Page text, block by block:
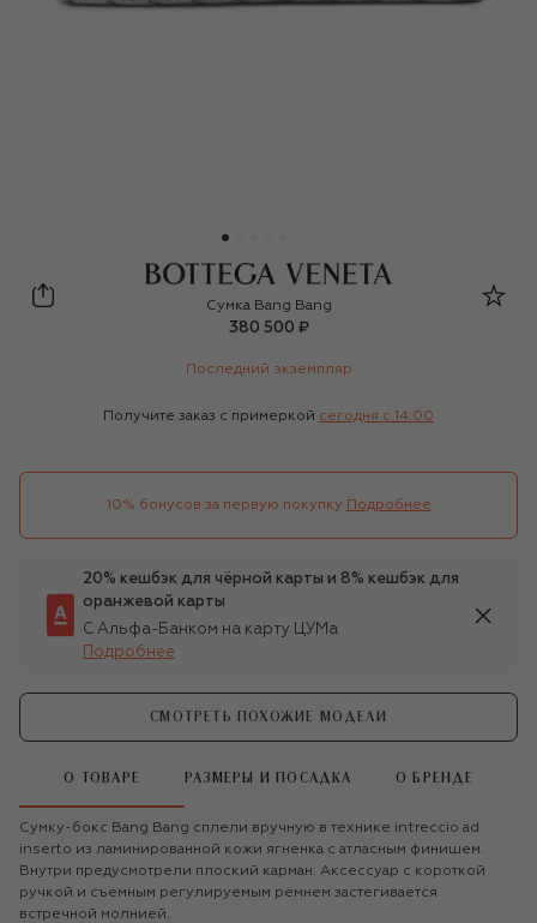
Bottega Veneta
Сумка Bang Bang
380 500 ₽
Последний экземпляр
Получите заказ с примеркой сегодня c 14:00
10% бонусов за первую покупку Подробнее
20% кешбэк для чёрной карты и 8% кешбэк для
оранжевой карты
С Альфа-Банком на карту ЦУМа
Подробнее
СМОТРЕТЬ ПОХОЖИЕ МОДЕЛИ
О ТОВАРЕ РАЗМЕРЫ И ПОСАДКА О БРЕНДЕ
Сумку-бокс Bang Bang сплели вручную в технике intreccio ad
inserto из ламинированной кожи ягненка с атласным финишем.
Внутри предусмотрели плоский карман. Аксессуар с короткой
ручкой и съемным регулируемым ремнем застегивается
встречной молнией.